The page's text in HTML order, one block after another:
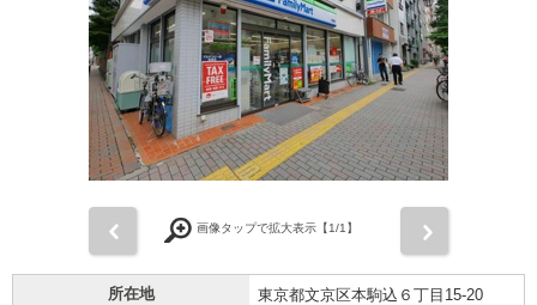
画像タップで拡大表示【1/1】
所在地 東京都文京区本駒込６丁目15-20